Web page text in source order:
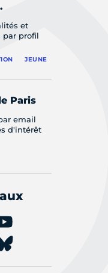
et
par profil
JEUNE
Paris
email
d'intérêt